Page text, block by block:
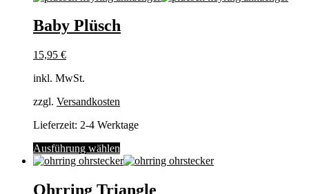
Baby Plüsch
15,95 €
inkl. MwSt.
zzgl. Versandkosten
Lieferzeit: 2-4 Werktage
Ausführung wählen
Produkt
mehrere
Ohrring Triangle